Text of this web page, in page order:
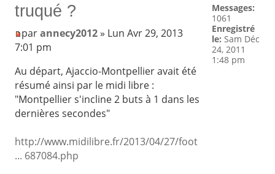
truqué ?
parannecy2012» Lun Avr 29, 2013
7:01 pm
Au départ, Ajaccio-Montpellier avait été
résumé ainsi par le midi libre :
"Montpellier s'incline 2 buts à 1 dans les
dernières secondes"
http://www.midilibre.fr/2013/04/27/foot
... 687084.php
Messages:
1061
Enregistré
le: Sam Déc
24, 2011
1:48 pm